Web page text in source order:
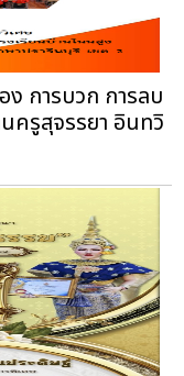
การบวก การลบ
ครูสุจรรยา อินทวิ